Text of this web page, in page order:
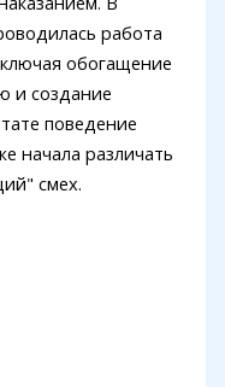
работа
обогащение
и создание
поведение
начала различать
смех.